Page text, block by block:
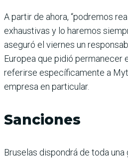
A partir de ahora, “podremos
exhaustivas y lo haremos
aseguró el viernes un
Europea que pidió permanecer
referirse específicamente a
empresa en particular.
Sanciones
Bruselas dispondrá de toda